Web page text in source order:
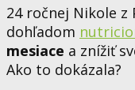
24 ročnej Nikole z
dohľadom
mesiace a znížiť
Ako to dokázala?